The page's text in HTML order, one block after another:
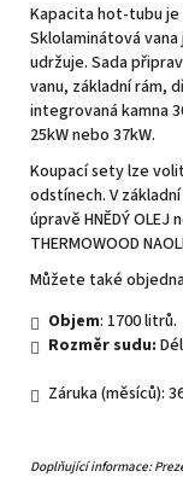
Kapacita hot-tubu je
Sklolaminátová
udržuje. Sada
vanu, základní rám,
integrovaná kamna
25kW nebo 37kW.
Koupací sety lze
odstínech. V
úpravě HNĚDÝ OLEJ
THERMOWOOD
Můžete také
Objem: 1700 litrů.
Rozměr sudu:
Záruka (měsíců):
Doplňující informace: